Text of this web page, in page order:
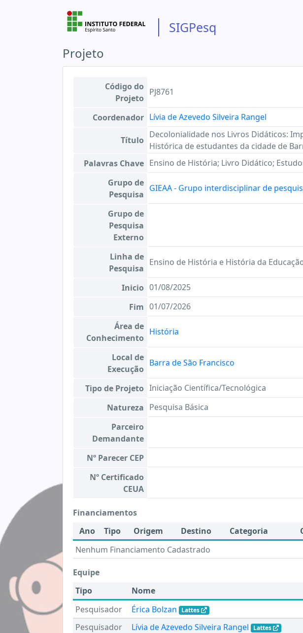
SIGPesq
Projeto
Código do
Projeto
PJ8761
Coordenador Lívia de Azevedo Silveira Rangel
Título
Decolonialidade nos Livros Didáticos:
Histórica de estudantes da cidade de
Palavras Chave Ensino de História; Livro Didático;
Grupo de
Pesquisa
GIEAA - Grupo interdisciplinar de
Grupo de
Pesquisa
Externo
Linha de
Pesquisa
Ensino de História e História da
Inicio 01/08/2025
Fim 01/07/2026
Área de
Conhecimento
História
Local de
Execução
Barra de São Francisco
Tipo de Projeto Iniciação Científica/Tecnológica
Natureza Pesquisa Básica
Parceiro
Demandante
Nº Parecer CEP
Nº Certificado
CEUA
Financiamentos
Ano
Tipo Origem Destino Categoria
Nenhum Financiamento Cadastrado
Equipe
Tipo
Nome
Pesquisador
Érica Bolzan Lattes
Pesquisador
Lívia de Azevedo Silveira Rangel Lattes